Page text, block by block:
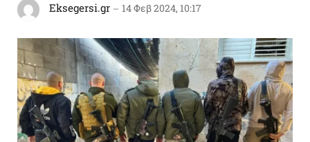
Eksegersi.gr 14 Φεβ 2024, 10:17